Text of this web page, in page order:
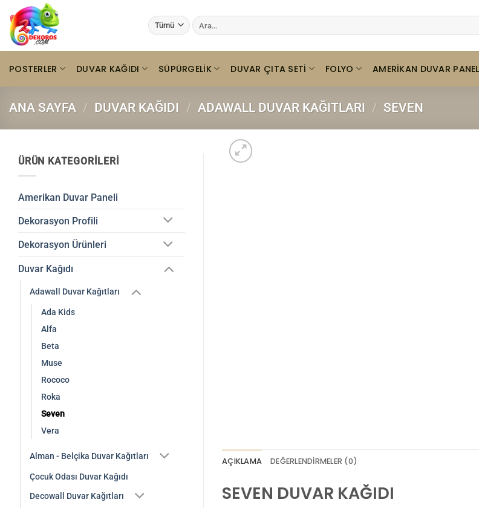
İçeriğe
atla
Ara:
POSTERLER DUVAR KAĞIDI SÜPÜRGELIK DUVAR ÇITA SETI FOLYO AMERIKAN DUVAR
ANA SAYFA / DUVAR KAĞIDI / ADAWALL DUVAR KAĞITLARI / SEVEN
ÜRÜN KATEGORILERI
Amerikan Duvar Paneli
Dekorasyon Profili
Dekorasyon Ürünleri
Duvar Kağıdı
Adawall Duvar Kağıtları
Ada Kids
Alfa
Beta
Muse
Rococo
Roka
Seven
Vera
Alman - Belçika Duvar Kağıtları
Çocuk Odası Duvar Kağıdı
Decowall Duvar Kağıtları
AÇIKLAMA DEĞERLENDIRMELER (0)
SEVEN DUVAR KAĞIDI